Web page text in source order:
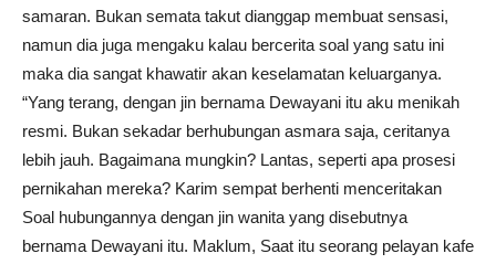
samaran. Bukan semata takut dianggap membuat sensasi,
namun dia juga mengaku kalau bercerita soal yang satu ini
maka dia sangat khawatir akan keselamatan keluarganya.
“Yang terang, dengan jin bernama Dewayani itu aku menikah
resmi. Bukan sekadar berhubungan asmara saja, ceritanya
lebih jauh. Bagaimana mungkin? Lantas, seperti apa prosesi
pernikahan mereka? Karim sempat berhenti menceritakan
Soal hubungannya dengan jin wanita yang disebutnya
bernama Dewayani itu. Maklum, Saat itu seorang pelayan kafe